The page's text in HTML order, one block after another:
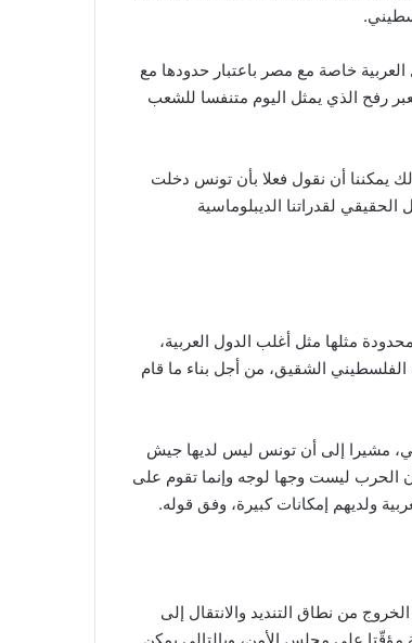
خاصة مع مصر باعتبار حدودها مع
رفح الذي يمثل اليوم متنفسا للشعب
يمكننا أن نقول فعلا بأن تونس دخلت
لقدراتنا الديبلوماسية
مثلها مثل أغلب الدول العربية،
الفلسطيني الشقيق، من أجل بناء ما قام
مشيرا إلى أن تونس ليس لديها جيش
الحرب ليست وجها لوجه وإنما تقوم على
ولديهم إمكانات كبيرة، وفق قوله.
من نطاق التنديد والانتقال إلى